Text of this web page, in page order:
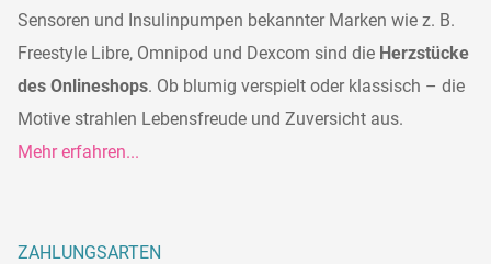
Sensoren und Insulinpumpen bekannter Marken wie z. B.
Freestyle Libre, Omnipod und Dexcom sind die Herzstücke
des Onlineshops. Ob blumig verspielt oder klassisch – die
Motive strahlen Lebensfreude und Zuversicht aus.
Mehr erfahren...
ZAHLUNGSARTEN